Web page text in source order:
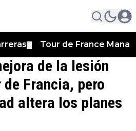
Tour de France
de la lesión
de Francia, pero
altera los planes